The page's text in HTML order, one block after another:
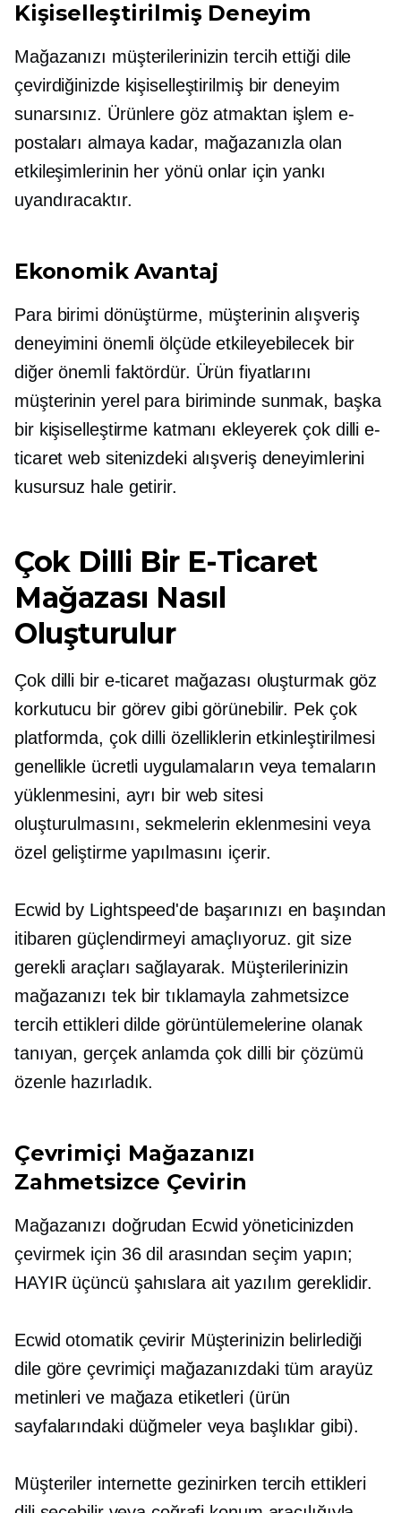
Kişiselleştirilmiş Deneyim
Mağazanızı müşterilerinizin tercih ettiği dile
çevirdiğinizde kişiselleştirilmiş bir deneyim
sunarsınız. Ürünlere göz atmaktan işlem e-
postaları almaya kadar, mağazanızla olan
etkileşimlerinin her yönü onlar için yankı
uyandıracaktır.
Ekonomik Avantaj
Para birimi dönüştürme, müşterinin alışveriş
deneyimini önemli ölçüde etkileyebilecek bir
diğer önemli faktördür. Ürün fiyatlarını
müşterinin yerel para biriminde sunmak, başka
bir kişiselleştirme katmanı ekleyerek çok dilli e-
ticaret web sitenizdeki alışveriş deneyimlerini
kusursuz hale getirir.
Çok Dilli Bir E-Ticaret
Mağazası Nasıl
Oluşturulur
Çok dilli bir e-ticaret mağazası oluşturmak göz
korkutucu bir görev gibi görünebilir. Pek çok
platformda, çok dilli özelliklerin etkinleştirilmesi
genellikle ücretli uygulamaların veya temaların
yüklenmesini, ayrı bir web sitesi
oluşturulmasını, sekmelerin eklenmesini veya
özel geliştirme yapılmasını içerir.
Ecwid by Lightspeed'de başarınızı en başından
itibaren güçlendirmeyi amaçlıyoruz.git size
gerekli araçları sağlayarak. Müşterilerinizin
mağazanızı tek bir tıklamayla zahmetsizce
tercih ettikleri dilde görüntülemelerine olanak
tanıyan, gerçek anlamda çok dilli bir çözümü
özenle hazırladık.
Çevrimiçi Mağazanızı
Zahmetsizce Çevirin
Mağazanızı doğrudan Ecwid yöneticinizden
çevirmek için 36 dil arasından seçim yapın;
HAYIR üçüncü şahıslara aityazılım gereklidir.
Ecwidotomatik çevirirMüşterinizin belirlediği
dile göre çevrimiçi mağazanızdaki tüm arayüz
metinleri ve mağaza etiketleri (ürün
sayfalarındaki düğmeler veya başlıklar gibi).
Müşteriler internette gezinirken tercih ettikleri